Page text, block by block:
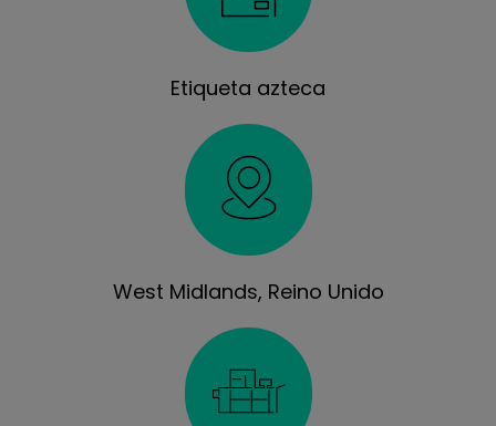
Etiqueta azteca
West Midlands, Reino Unido